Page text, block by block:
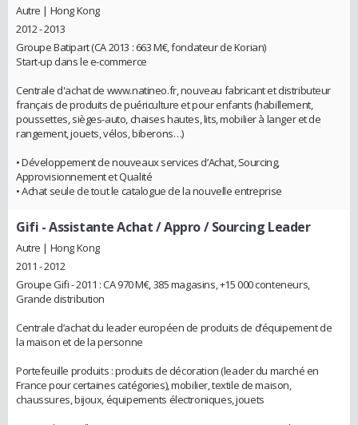
Autre | Hong Kong
2012 - 2013
Groupe Batipart (CA 2013 : 663 M€, fondateur de Korian)
Start-up dans le e-commerce
Centrale d'achat de www.natineo.fr, nouveau fabricant et distributeur
français de produits de puériculture et pour enfants (habillement,
poussettes, sièges-auto, chaises hautes, lits, mobilier à langer et de
rangement, jouets, vélos, biberons…)
• Développement de nouveaux services d’Achat, Sourcing,
Approvisionnement et Qualité
• Achat seule de tout le catalogue de la nouvelle entreprise
Gifi - Assistante Achat / Appro / Sourcing Leader
Autre | Hong Kong
2011 - 2012
Groupe Gifi - 2011 : CA 970 M€, 385 magasins, +15 000 conteneurs,
Grande distribution
Centrale d’achat du leader européen de produits de d’équipement de
la maison et de la personne
Portefeuille produits : produits de décoration (leader du marché en
France pour certaines catégories), mobilier, textile de maison,
chaussures, bijoux, équipements électroniques, jouets